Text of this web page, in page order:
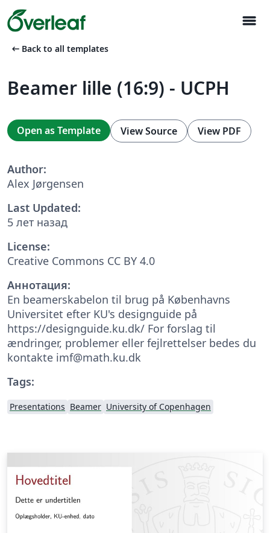
menu
arrow_left_alt Back to all templates
Beamer lille (16:9) - UCPH
Open as Template View Source View PDF
Author:
Alex Jørgensen
Last Updated:
5 лет назад
License:
Creative Commons CC BY 4.0
Аннотация:
En beamerskabelon til brug på Københavns
Universitet efter KU's designguide på
https://designguide.ku.dk/ For forslag til
ændringer, problemer eller fejlrettelser bedes du
kontakte imf@math.ku.dk
Tags:
Presentations Beamer University of Copenhagen